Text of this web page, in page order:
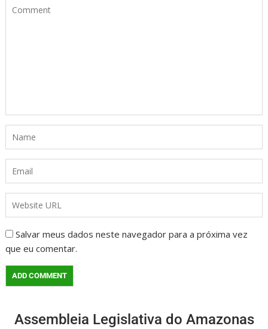
Salvar meus dados neste navegador para a próxima vez
que eu comentar.
Assembleia Legislativa do Amazonas